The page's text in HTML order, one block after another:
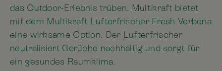
das Outdoor-Erlebnis trüben. Multikraft bietet
mit dem Multikraft Lufterfrischer Fresh Verbena
eine wirksame Option. Der Lufterfrischer
neutralisiert Gerüche nachhaltig und sorgt für
ein gesundes Raumklima.